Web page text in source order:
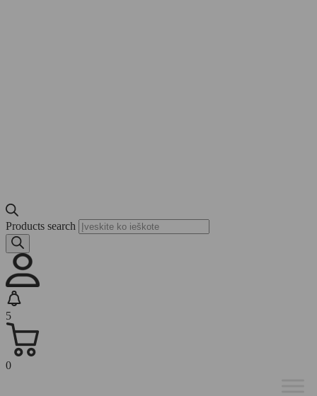
Products search
5
0